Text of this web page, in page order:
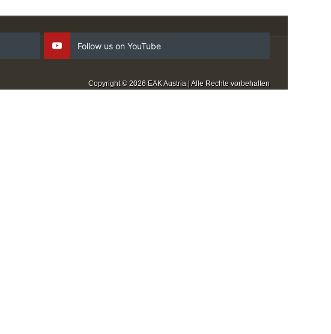
Follow us on YouTube
Copyright © 2026 EAK Austria | Alle Rechte vorbehalten